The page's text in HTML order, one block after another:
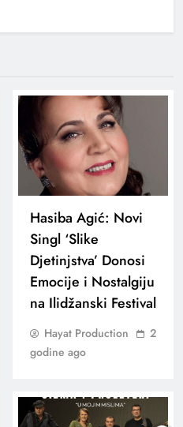
Hasiba Agić: Novi
Singl ‘Slike
Djetinjstva’ Donosi
Emocije i Nostalgiju
na Ilidžanski Festival
Hayat Production
2
godine ago